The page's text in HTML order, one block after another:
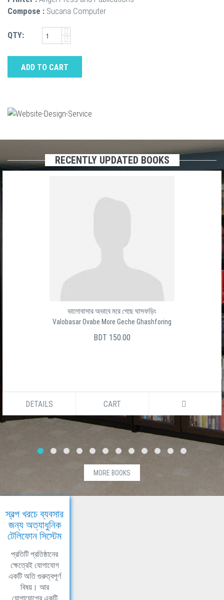
Compose : Sucana Computer
QTY:
ADD TO CART
RECENTLY UPDATED BOOKS
ভালোবাসার অভাবে মরে গেছে ঘাসফড়িং
Valobasar Ovabe More Geche Ghashforing
BDT 150.00
DETAILS CART
MORE BOOKS
স্বল্প খরচে ব্যবসার
জন্য অত্যাধুনিক
টেলিফোন সিস্টেম
প্রতিটি প্রতিষ্ঠানের
ক্ষেত্রেই যোগাযোগ
একটি অতি গুরুত্বপূর্ণ
বিষয়। আর